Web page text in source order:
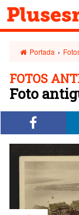
Portada ›
FOTOS
Foto